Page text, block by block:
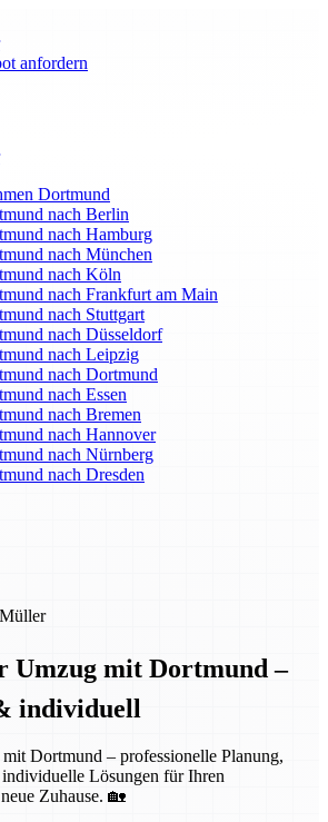
anfordern
Dortmund
nach Berlin
nach Hamburg
nach München
nach Köln
nach Frankfurt am Main
nach Stuttgart
nach Düsseldorf
nach Leipzig
nach Dortmund
nach Essen
nach Bremen
nach Hannover
nach Nürnberg
nach Dresden
Umzug mit Dortmund –
individuell
Dortmund – professionelle Planung,
Lösungen für Ihren
Zuhause. 🏡